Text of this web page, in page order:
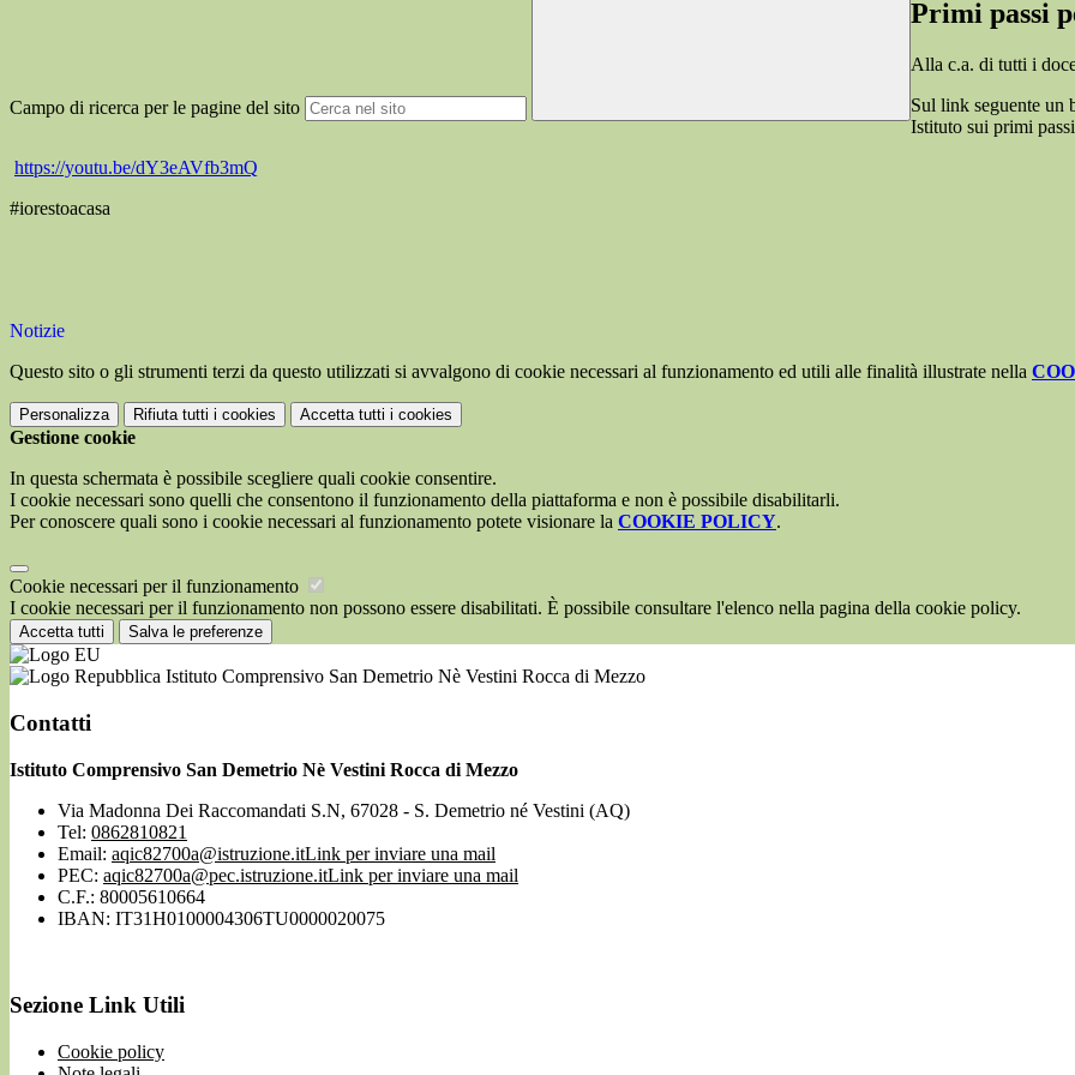
Campo di ricerca per le pagine del sito
Primi passi
Alla c.a. di tutti i
Sul link seguente un
Istituto sui primi
https://youtu.be/dY3eAVfb3mQ
#iorestoacasa
Notizie
Questo sito o gli strumenti terzi da questo utilizzati si avvalgono di cookie necessari al funzionamento ed utili alle finalità illustrate nella
Personalizza Rifiuta tutti i cookies Accetta tutti i cookies
Gestione cookie
In questa schermata è possibile scegliere quali cookie consentire.
I cookie necessari sono quelli che consentono il funzionamento della piattaforma e non è possibile disabilitarli.
Per conoscere quali sono i cookie necessari al funzionamento potete visionare la COOKIE POLICY.
Cookie necessari per il funzionamento
I cookie necessari per il funzionamento non possono essere disabilitati. È possibile consultare l'elenco nella pagina della cookie policy.
Accetta tutti Salva le preferenze
Istituto Comprensivo San Demetrio Nè Vestini Rocca di Mezzo
Contatti
Istituto Comprensivo San Demetrio Nè Vestini Rocca di Mezzo
Via Madonna Dei Raccomandati S.N, 67028 - S. Demetrio né Vestini (AQ)
Tel: 0862810821
Email: aqic82700a@istruzione.itLink per inviare una mail
PEC: aqic82700a@pec.istruzione.itLink per inviare una mail
C.F.: 80005610664
IBAN: IT31H0100004306TU0000020075
Sezione Link Utili
Cookie policy